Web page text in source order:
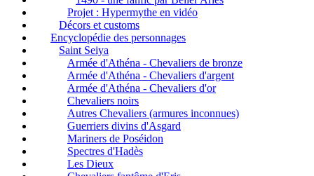
Projet : Hypermythe en vidéo
Décors et customs
Encyclopédie des personnages
Saint Seiya
Armée d'Athéna - Chevaliers de bronze
Armée d'Athéna - Chevaliers d'argent
Armée d'Athéna - Chevaliers d'or
Chevaliers noirs
Autres Chevaliers (armures inconnues)
Guerriers divins d'Asgard
Mariners de Poséidon
Spectres d'Hadès
Les Dieux